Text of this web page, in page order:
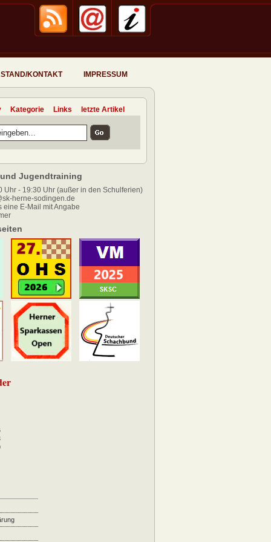
KONTAKT IMPRESSUM
Kategorie Links letzte Artikel
Jugendtraining
Uhr - 19:30 Uhr (außer in den Schulferien)
herne-sodingen.de
E-Mail mit Angabe